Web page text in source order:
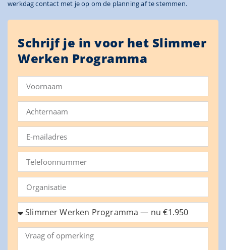
werkdag contact met je op om de planning af te stemmen.
Schrijf je in voor het Slimmer
Werken Programma